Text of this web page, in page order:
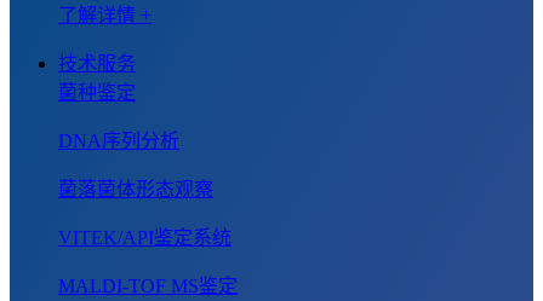
了解详情 +
技术服务
菌种鉴定
DNA序列分析
菌落菌体形态观察
VITEK/API鉴定系统
MALDI-TOF MS鉴定